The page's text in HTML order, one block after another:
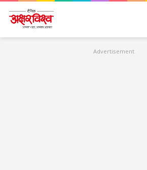
Advertisement